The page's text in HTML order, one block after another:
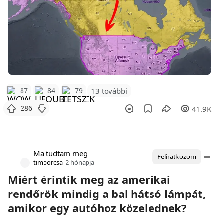
87 84 79 13 további
286 41.9K
Ma tudtam meg
timborcsa 2 hónapja
Feliratkozom
Miért érintik meg az amerikai
rendőrök mindig a bal hátsó lámpát,
amikor egy autóhoz közelednek?